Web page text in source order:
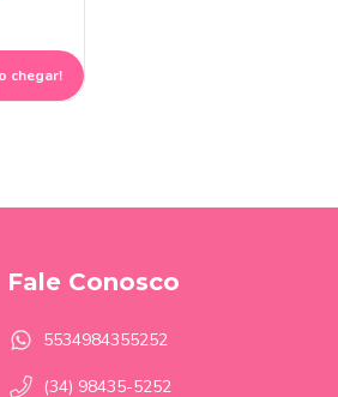
chegar!
Fale Conosco
5534984355252
(34) 98435-5252